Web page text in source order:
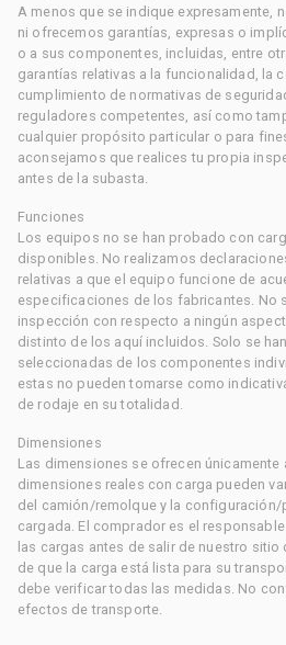
A menos que se indique expresamente,
ni ofrecemos garantías, expresas o
o a sus componentes, incluidas, entre
garantías relativas a la funcionalidad, la
cumplimiento de normativas de
reguladores competentes, así como
cualquier propósito particular o para
aconsejamos que realices tu propia
antes de la subasta.
Funciones
Los equipos no se han probado con
disponibles. No realizamos
relativas a que el equipo funcione de
especificaciones de los fabricantes. No
inspección con respecto a ningún
distinto de los aquí incluidos. Solo se
seleccionadas de los componentes
estas no pueden tomarse como
de rodaje en su totalidad.
Dimensiones
Las dimensiones se ofrecen
dimensiones reales con carga pueden
del camión/remolque y la configuración/
cargada. El comprador es el
las cargas antes de salir de nuestro
de que la carga está lista para su
debe verificar todas las medidas. No
efectos de transporte.